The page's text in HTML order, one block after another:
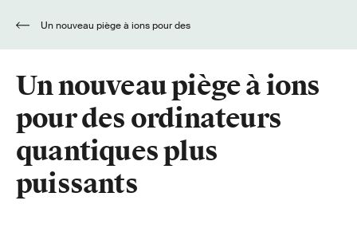
Un nouveau piège à ions
pour des ordinateurs
quantiques plus
puissants